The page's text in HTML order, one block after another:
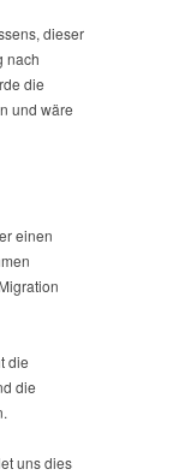
dieser
nach
die
und wäre
einen
die
die
uns dies